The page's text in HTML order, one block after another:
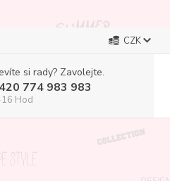
CZK
si rady? Zavolejte.
774 983 983
Hod